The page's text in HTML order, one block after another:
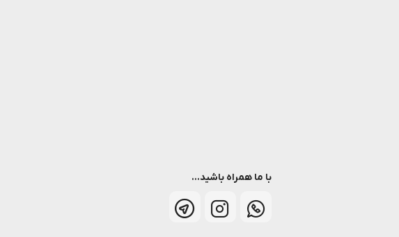
با ما همراه باشید...